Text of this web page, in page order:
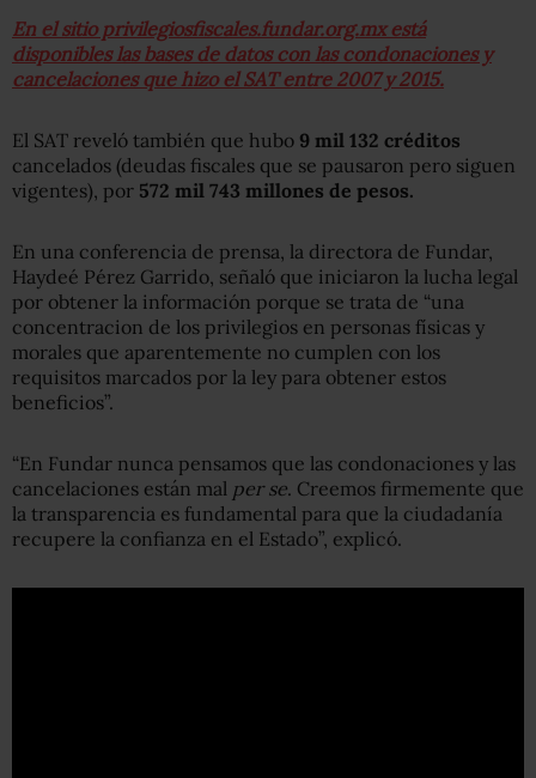
En el sitio privilegiosfiscales.fundar.org.mx está
disponibles las bases de datos con las condonaciones y
cancelaciones que hizo el SAT entre 2007 y 2015.
El SAT reveló también que hubo 9 mil 132 créditos
cancelados (deudas fiscales que se pausaron pero siguen
vigentes), por 572 mil 743 millones de pesos.
En una conferencia de prensa, la directora de Fundar,
Haydeé Pérez Garrido, señaló que iniciaron la lucha legal
por obtener la información porque se trata de “una
concentracion de los privilegios en personas físicas y
morales que aparentemente no cumplen con los
requisitos marcados por la ley para obtener estos
beneficios”.
“En Fundar nunca pensamos que las condonaciones y las
cancelaciones están mal per se. Creemos firmemente que
la transparencia es fundamental para que la ciudadanía
recupere la confianza en el Estado”, explicó.